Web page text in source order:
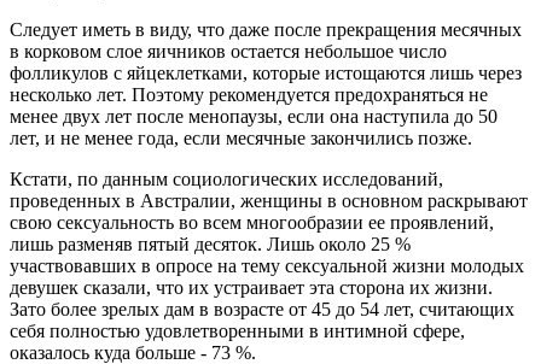
Следует иметь в виду, что даже после прекращения месячных
в корковом слое яичников остается небольшое число
фолликулов с яйцеклетками, которые истощаются лишь через
несколько лет. Поэтому рекомендуется предохраняться не
менее двух лет после менопаузы, если она наступила до 50
лет, и не менее года, если месячные закончились позже.
Кстати, по данным социологических исследований,
проведенных в Австралии, женщины в основном раскрывают
свою сексуальность во всем многообразии ее проявлений,
лишь разменяв пятый десяток. Лишь около 25 %
участвовавших в опросе на тему сексуальной жизни молодых
девушек сказали, что их устраивает эта сторона их жизни.
Зато более зрелых дам в возрасте от 45 до 54 лет, считающих
себя полностью удовлетворенными в интимной сфере,
оказалось куда больше - 73 %.